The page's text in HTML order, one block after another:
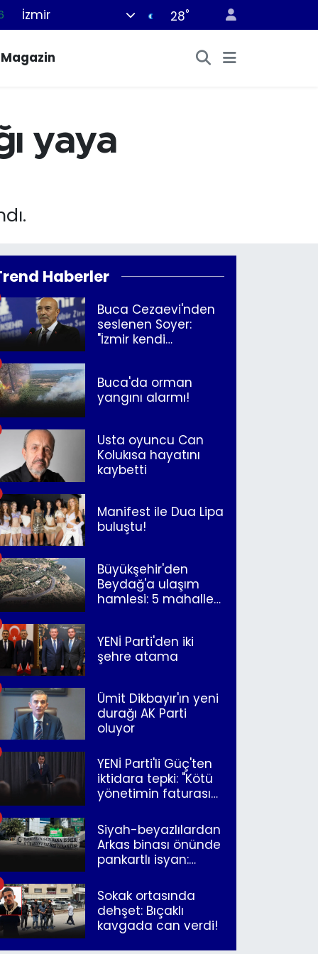
İzmir 28°
Magazin
yaya
Haberler
Buca Cezaevi'nden
seslenen Soyer:
"İzmir kendi
Buca'da orman
yangını alarmı!
Usta oyuncu Can
Kolukısa hayatını
kaybetti
Manifest ile Dua Lipa
buluştu!
Büyükşehir'den
Beydağ'a ulaşım
hamlesi: 5 mahalle
YENİ Parti'den iki
şehre atama
Ümit Dikbayır'ın yeni
durağı AK Parti
oluyor
YENİ Parti'li Güç'ten
iktidara tepki: "Kötü
yönetimin faturasını
Siyah-beyazlılardan
Arkas binası önünde
pankartlı isyan:
İzmir"
Sokak ortasında
dehşet: Bıçaklı
kavgada can verdi!